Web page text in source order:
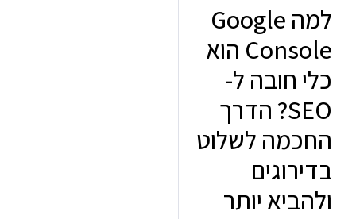
למה Google
Console הוא
חובה ל-
SEO? הדרך
לשלוט
יותר